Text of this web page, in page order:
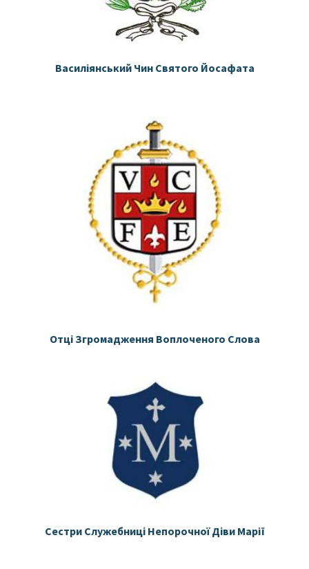
Василіянський Чин Святого Йосафата
Отці Згромадження Воплоченого Слова
Сестри Служебниці Непорочної Діви Марії